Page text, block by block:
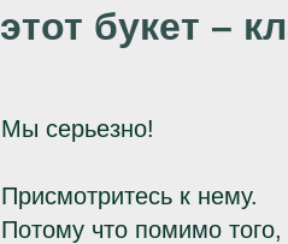
этот букет –
Мы серьезно!
Присмотритесь к нему.
Потому что помимо